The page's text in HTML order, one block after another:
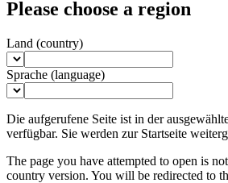
Please choose a region
Land (country)
Sprache (language)
Die aufgerufene Seite ist in der
verfügbar. Sie werden zur Startseite
The page you have attempted to open is
country version. You will be redirected to